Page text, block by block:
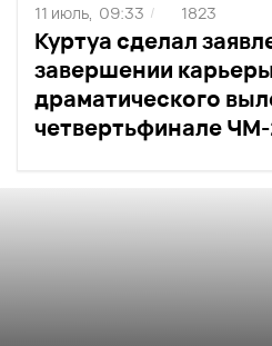
Куртуа сделал
завершении
драматического
четвертьфинале
11 июль, 09:33 / 1823